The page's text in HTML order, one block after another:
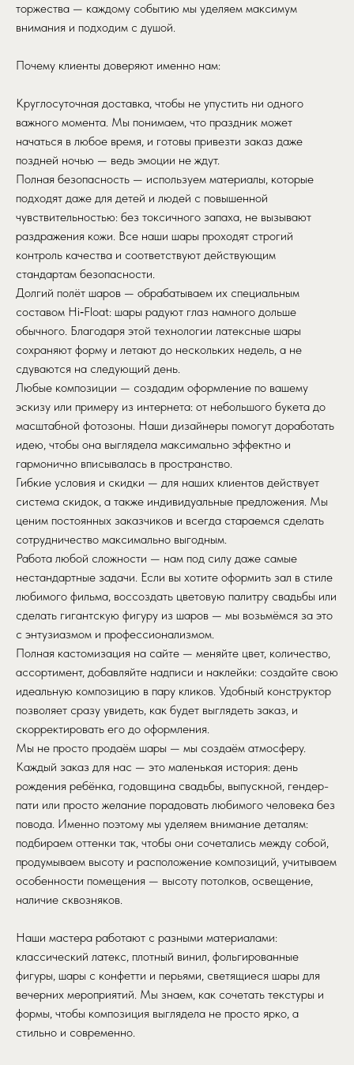
торжества — каждому событию мы уделяем максимум
внимания и подходим с душой.
Почему клиенты доверяют именно нам:
Круглосуточная доставка, чтобы не упустить ни одного
важного момента. Мы понимаем, что праздник может
начаться в любое время, и готовы привезти заказ даже
поздней ночью — ведь эмоции не ждут.
Полная безопасность — используем материалы, которые
подходят даже для детей и людей с повышенной
чувствительностью: без токсичного запаха, не вызывают
раздражения кожи. Все наши шары проходят строгий
контроль качества и соответствуют действующим
стандартам безопасности.
Долгий полёт шаров — обрабатываем их специальным
составом Hi‑Float: шары радуют глаз намного дольше
обычного. Благодаря этой технологии латексные шары
сохраняют форму и летают до нескольких недель, а не
сдуваются на следующий день.
Любые композиции — создадим оформление по вашему
эскизу или примеру из интернета: от небольшого букета до
масштабной фотозоны. Наши дизайнеры помогут доработать
идею, чтобы она выглядела максимально эффектно и
гармонично вписывалась в пространство.
Гибкие условия и скидки — для наших клиентов действует
система скидок, а также индивидуальные предложения. Мы
ценим постоянных заказчиков и всегда стараемся сделать
сотрудничество максимально выгодным.
Работа любой сложности — нам под силу даже самые
нестандартные задачи. Если вы хотите оформить зал в стиле
любимого фильма, воссоздать цветовую палитру свадьбы или
сделать гигантскую фигуру из шаров — мы возьмёмся за это
с энтузиазмом и профессионализмом.
Полная кастомизация на сайте — меняйте цвет, количество,
ассортимент, добавляйте надписи и наклейки: создайте свою
идеальную композицию в пару кликов. Удобный конструктор
позволяет сразу увидеть, как будет выглядеть заказ, и
скорректировать его до оформления.
Мы не просто продаём шары — мы создаём атмосферу.
Каждый заказ для нас — это маленькая история: день
рождения ребёнка, годовщина свадьбы, выпускной, гендер-
пати или просто желание порадовать любимого человека без
повода. Именно поэтому мы уделяем внимание деталям:
подбираем оттенки так, чтобы они сочетались между собой,
продумываем высоту и расположение композиций, учитываем
особенности помещения — высоту потолков, освещение,
наличие сквозняков.
Наши мастера работают с разными материалами:
классический латекс, плотный винил, фольгированные
фигуры, шары с конфетти и перьями, светящиеся шары для
вечерних мероприятий. Мы знаем, как сочетать текстуры и
формы, чтобы композиция выглядела не просто ярко, а
стильно и современно.